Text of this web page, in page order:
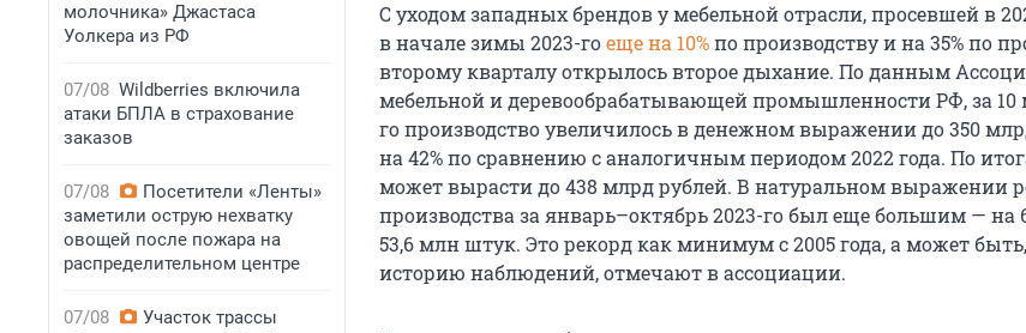
молочника» Джастаса
Уолкера из РФ
07/08 Wildberries включила
атаки БПЛА в страхование
заказов
07/08
Посетители «Ленты»
заметили острую нехватку
овощей после пожара на
распределительном центре
07/08
Участок трассы
С уходом западных брендов у мебельной отрасли, просевшей в
в начале зимы 2023-гоеще на 10%по производству и на 35% по
второму кварталу открылось второе дыхание. По данным
мебельной и деревообрабатывающей промышленности РФ, за 10
го производство увеличилось в денежном выражении до 350
на 42% по сравнению с аналогичным периодом 2022 года. По
может вырасти до 438 млрд рублей. В натуральном выражении
производства за январь–октябрь 2023-го был еще большим — на
53,6 млн штук. Это рекорд как минимум с 2005 года, а может
историю наблюдений, отмечают в ассоциации.